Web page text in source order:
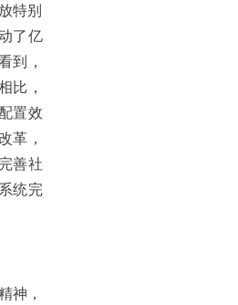
特别
了亿
到，
比，
置效
革，
善社
统完
神，